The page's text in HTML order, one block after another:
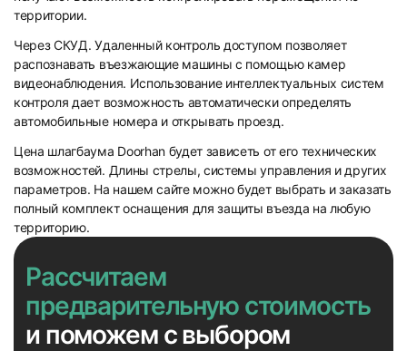
территории.
Через СКУД. Удаленный контроль доступом позволяет
распознавать въезжающие машины с помощью камер
видеонаблюдения. Использование интеллектуальных систем
контроля дает возможность автоматически определять
автомобильные номера и открывать проезд.
Цена шлагбаума Doorhan будет зависеть от его технических
возможностей. Длины стрелы, системы управления и других
параметров. На нашем сайте можно будет выбрать и заказать
полный комплект оснащения для защиты въезда на любую
территорию.
Рассчитаем
предварительную стоимость
и поможем с выбором